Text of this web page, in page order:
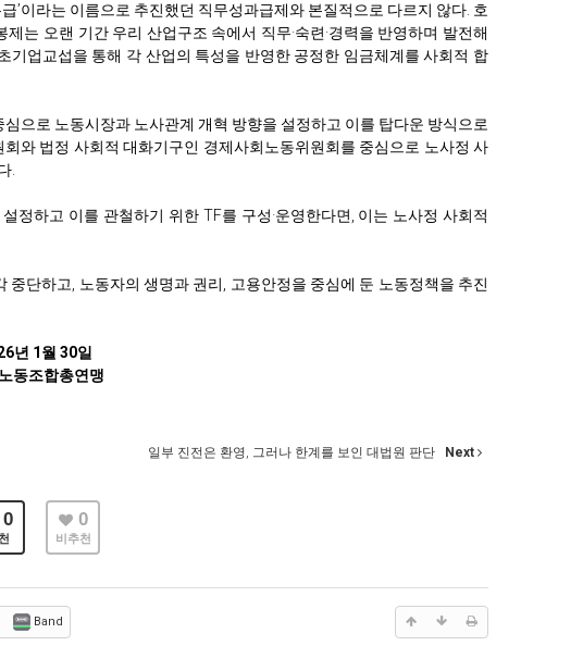
’이라는 이름으로 추진했던 직무성과급제와 본질적으로 다르지 않다. 호
는 오랜 기간 우리 산업구조 속에서 직무·숙련·경력을 반영하며 발전해
기업교섭을 통해 각 산업의 특성을 반영한 공정한 임금체계를 사회적 합
으로 노동시장과 노사관계 개혁 방향을 설정하고 이를 탑다운 방식으로
와 법정 사회적 대화기구인 경제사회노동위원회를 중심으로 노사정 사
.
정하고 이를 관철하기 위한 TF를 구성·운영한다면, 이는 노사정 사회적
단하고, 노동자의 생명과 권리, 고용안정을 중심에 둔 노동정책을 추진
년 1월 30일
동조합총연맹
일부 진전은 환영, 그러나 한계를 보인 대법원 판단 Next
0
비추천
Band